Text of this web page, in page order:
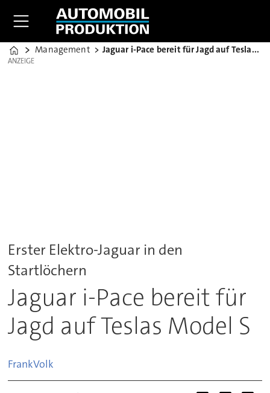
Home
Management Jaguar i-Pace bereit für Jagd auf Teslas Model S
ANZEIGE
ANZEIGE
Erster Elektro-Jaguar in den
Startlöchern
Jaguar i-Pace bereit für
Jagd auf Teslas Model S
FrankVolk